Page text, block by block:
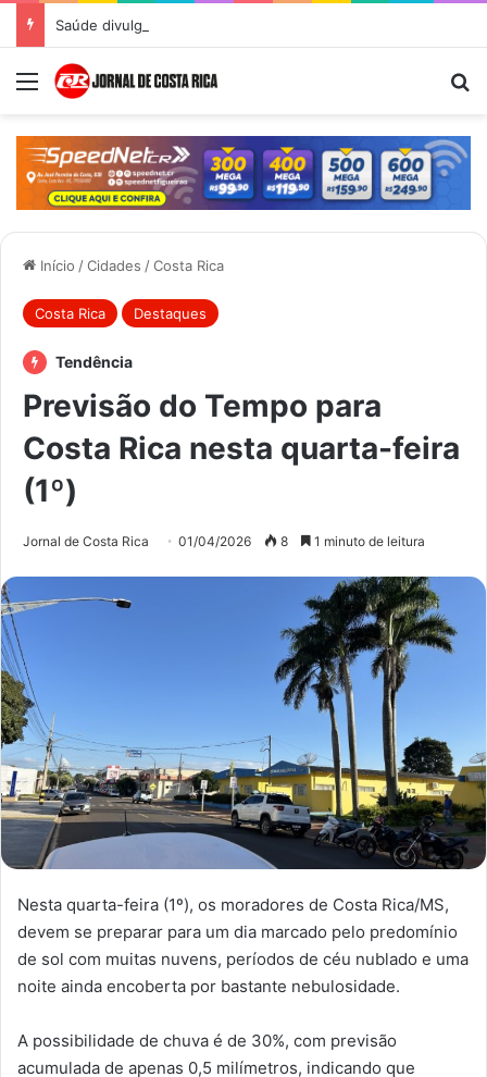
Menu
Início /Cidades /Costa Rica
Costa Rica Destaques
Tendência
Previsão do Tempo para
Costa Rica nesta quarta-feira
(1º)
Jornal de Costa Rica 01/04/2026 8 1 minuto de leitura
Nesta quarta-feira (1º), os moradores de Costa Rica/MS,
devem se preparar para um dia marcado pelo predomínio
de sol com muitas nuvens, períodos de céu nublado e uma
noite ainda encoberta por bastante nebulosidade.
A possibilidade de chuva é de 30%, com previsão
acumulada de apenas 0,5 milímetros, indicando que